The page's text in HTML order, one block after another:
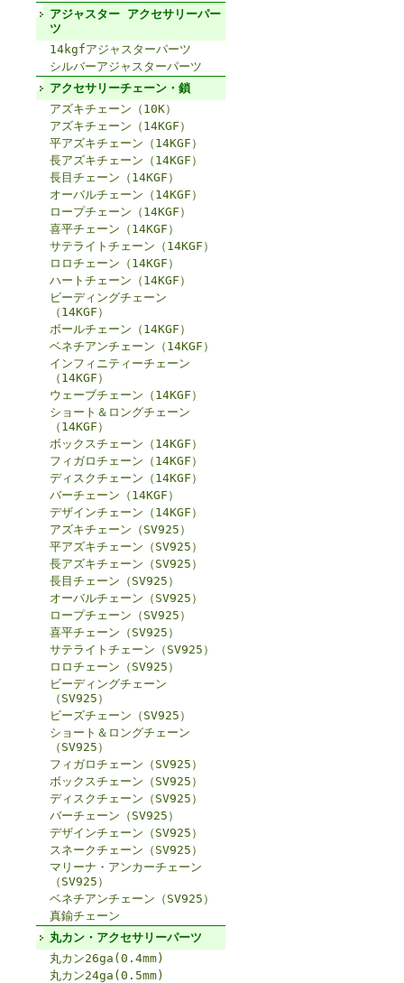
アジャスター アクセサリーパー
ツ
14kgfアジャスターパーツ
シルバーアジャスターパーツ
アクセサリーチェーン・鎖
アズキチェーン（10K）
アズキチェーン（14KGF）
平アズキチェーン（14KGF）
長アズキチェーン（14KGF）
長目チェーン（14KGF）
オーバルチェーン（14KGF）
ロープチェーン（14KGF）
喜平チェーン（14KGF）
サテライトチェーン（14KGF）
ロロチェーン（14KGF）
ハートチェーン（14KGF）
ビーディングチェーン
（14KGF）
ボールチェーン（14KGF）
ベネチアンチェーン（14KGF）
インフィニティーチェーン
（14KGF）
ウェーブチェーン（14KGF）
ショート＆ロングチェーン
（14KGF）
ボックスチェーン（14KGF）
フィガロチェーン（14KGF）
ディスクチェーン（14KGF）
バーチェーン（14KGF）
デザインチェーン（14KGF）
アズキチェーン（SV925）
平アズキチェーン（SV925）
長アズキチェーン（SV925）
長目チェーン（SV925）
オーバルチェーン（SV925）
ロープチェーン（SV925）
喜平チェーン（SV925）
サテライトチェーン（SV925）
ロロチェーン（SV925）
ビーディングチェーン
（SV925）
ビーズチェーン（SV925）
ショート＆ロングチェーン
（SV925）
フィガロチェーン（SV925）
ボックスチェーン（SV925）
ディスクチェーン（SV925）
バーチェーン（SV925）
デザインチェーン（SV925）
スネークチェーン（SV925）
マリーナ・アンカーチェーン
（SV925）
ベネチアンチェーン（SV925）
真鍮チェーン
丸カン・アクセサリーパーツ
丸カン26ga(0.4mm)
丸カン24ga(0.5mm)